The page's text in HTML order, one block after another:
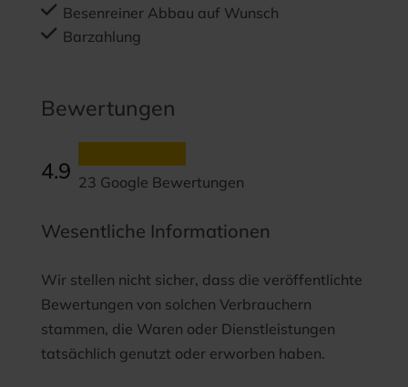
Besenreiner Abbau auf Wunsch
Barzahlung
Bewertungen
4.9 23 Google Bewertungen
Wesentliche Informationen
Wir stellen nicht sicher, dass die veröffentlichte
Bewertungen von solchen Verbrauchern
stammen, die Waren oder Dienstleistungen
tatsächlich genutzt oder erworben haben.